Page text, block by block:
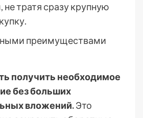
тратя сразу крупную
преимуществами
получить необходимое
без больших
вложений.Это